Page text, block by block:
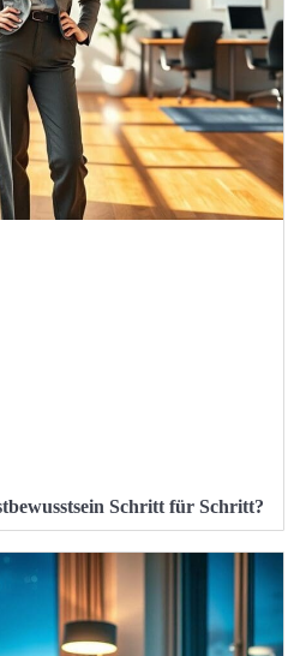
Schritt für Schritt?